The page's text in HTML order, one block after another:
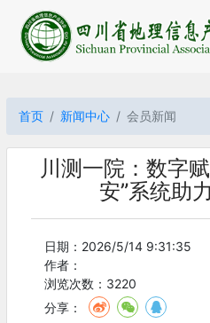
首页 新闻中心 会员新闻
川测一院：数字
安”系统助
日期：2026/5/14 9:31:35
作者：
浏览次数：3220
分享：